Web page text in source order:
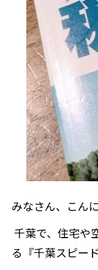
みなさん、こん
千葉で、住宅や
る『千葉スピー